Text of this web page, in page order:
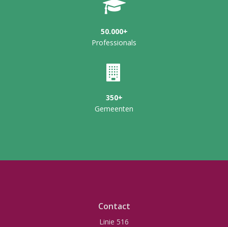
50.000+
Professionals
350+
Gemeenten
Contact
Linie 516